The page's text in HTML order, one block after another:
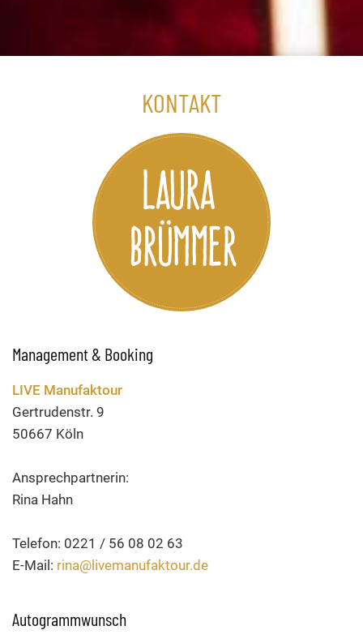
KONTAKT
Management & Booking
LIVE Manufaktour
Gertrudenstr. 9
50667 Köln
Ansprechpartnerin:
Rina Hahn
Telefon: 0221 / 56 08 02 63
E-Mail: rina@livemanufaktour.de
Autogrammwunsch